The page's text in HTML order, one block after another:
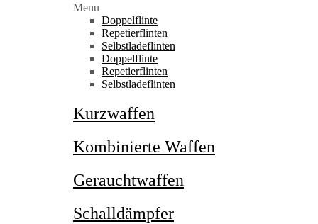
Menu
Doppelflinte
Repetierflinten
Selbstladeflinten
Doppelflinte
Repetierflinten
Selbstladeflinten
Kurzwaffen
Kombinierte Waffen
Gerauchtwaffen
Schalldämpfer